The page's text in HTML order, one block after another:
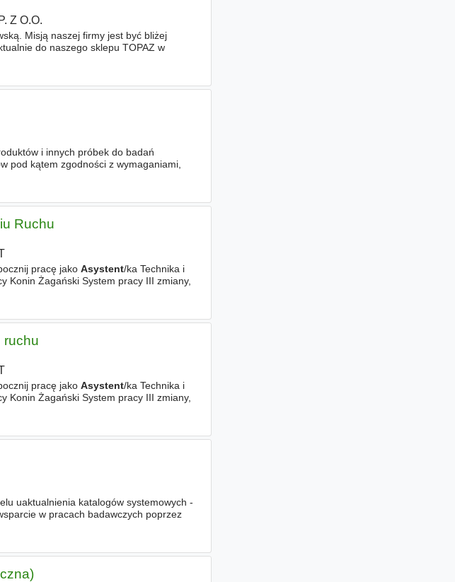
Z O.O.
Misją naszej firmy jest być bliżej
do naszego sklepu TOPAZ w
i innych próbek do badań
pod kątem zgodności z wymaganiami,
Ruchu
pracę jako Asystent/ka Technika i
Konin Żagański System pracy III zmiany,
ruchu
pracę jako Asystent/ka Technika i
Konin Żagański System pracy III zmiany,
uaktualnienia katalogów systemowych -
w pracach badawczych poprzez